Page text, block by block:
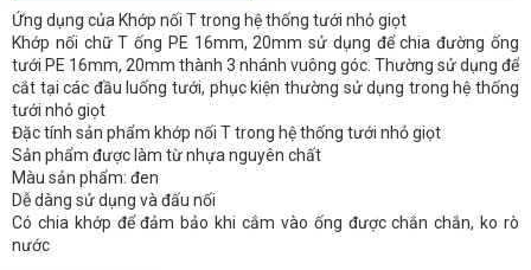
Ứng dụng của Khớp nối T trong hệ thống tưới nhỏ giọt
Khớp nối chữ T ống PE 16mm, 20mm sử dụng để chia đường ống
tưới PE 16mm, 20mm thành 3 nhánh vuông góc. Thường sử dụng để
cắt tại các đầu luống tưới, phục kiện thường sử dụng trong hệ thống
tưới nhỏ giọt
Đặc tính sản phẩm khớp nối T trong hệ thống tưới nhỏ giọt
Sản phẩm được làm từ nhựa nguyên chất
Màu sản phẩm: đen
Dễ dàng sử dụng và đấu nối
Có chia khớp để đảm bảo khi cắm vào ống được chắn chắn, ko rò
nước